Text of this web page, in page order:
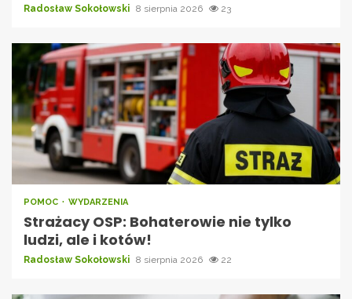
Radosław Sokołowski 8 sierpnia 2026 23
POMOC WYDARZENIA
Strażacy OSP: Bohaterowie nie tylko
ludzi, ale i kotów!
Radosław Sokołowski 8 sierpnia 2026 22